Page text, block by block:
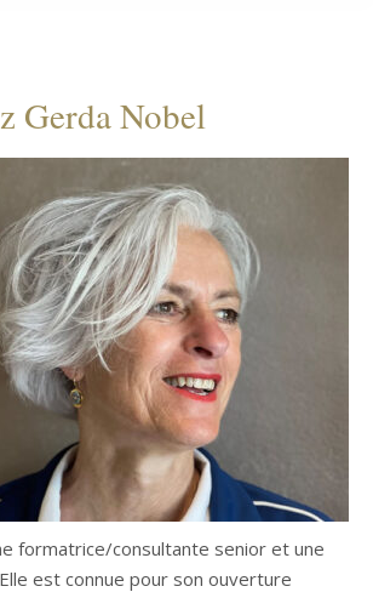
Gerda Nobel
formatrice/consultante senior et une
est connue pour son ouverture